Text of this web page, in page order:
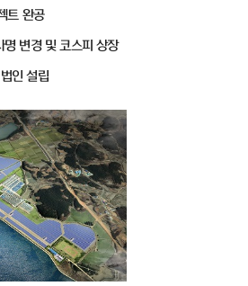
트 완공
명 변경 및 코스피 상장
인 설립